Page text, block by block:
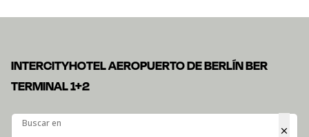
INTERCITYHOTEL AEROPUERTO DE BERLÍN BER
TERMINAL 1+2
Buscar en
Buscar en